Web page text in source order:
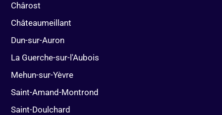
Chârost
Châteaumeillant
Dun-sur-Auron
La Guerche-sur-l'Aubois
Mehun-sur-Yèvre
Saint-Amand-Montrond
Saint-Doulchard